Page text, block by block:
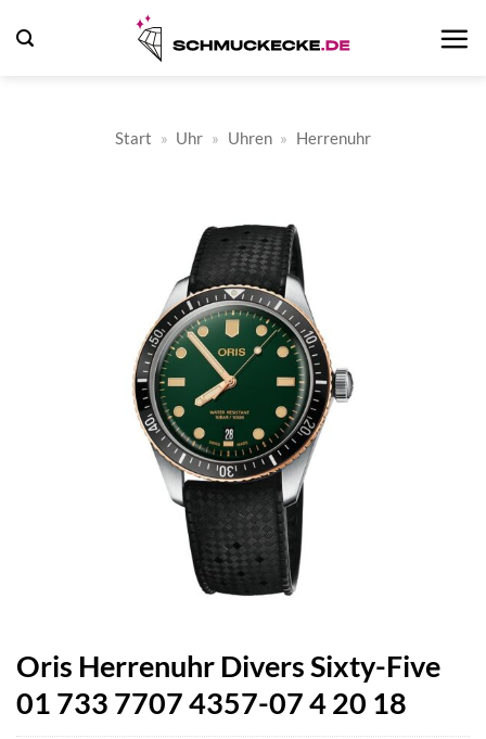
Inhalt
Start » Uhr » Uhren » Herrenuhr
Oris Herrenuhr Divers Sixty-Five
01 733 7707 4357-07 4 20 18